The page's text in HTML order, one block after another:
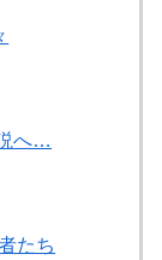
へ…
たち